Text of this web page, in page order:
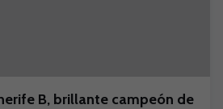
B, brillante campeón de